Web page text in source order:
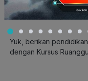
dan Bunda tak perlu
Yuk, berikan
dengan Kursus